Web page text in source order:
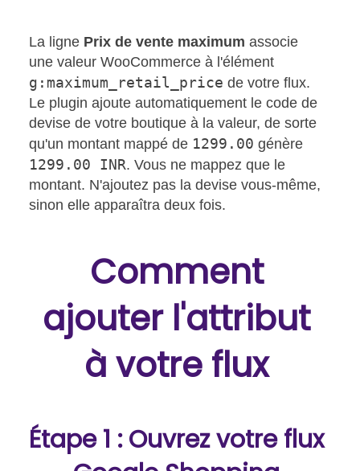
La ligne Prix de vente maximum associe
une valeur WooCommerce à l'élément
g:maximum_retail_price de votre flux.
Le plugin ajoute automatiquement le code de
devise de votre boutique à la valeur, de sorte
qu'un montant mappé de 1299.00 génère
1299.00 INR. Vous ne mappez que le
montant. N'ajoutez pas la devise vous-même,
sinon elle apparaîtra deux fois.
Comment
ajouter l'attribut
à votre flux
Étape 1 : Ouvrez votre flux